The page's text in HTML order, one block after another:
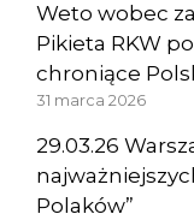
Weto wobec
Pikieta RKW
chroniące
31 marca 2026
29.03.26
Polaków”